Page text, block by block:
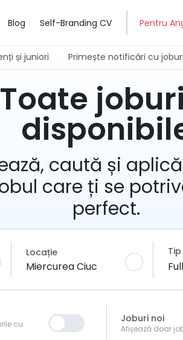
Blog Self-Branding CV Pentru
și juniori Primește notificări cu
Toate
caută și
care ți se
perfect.
Locație
Miercurea Ciuc
Tip
cu
Joburi noi
Afișează doar